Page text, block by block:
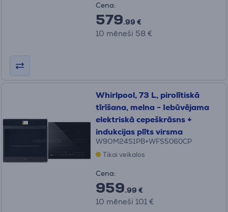
Cena:
579.99 €
10 mēneši 58 €
Whirlpool, 73 L, pirolītiskā
tīrīšana, melna - Iebūvējama
elektriskā cepeškrāsns +
indukcijas plīts virsma
W9OM24S1PB+WFS5060CP
Tikai veikalos
Cena:
959.99 €
10 mēneši 101 €